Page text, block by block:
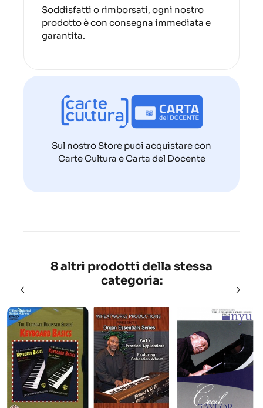
Soddisfatti o rimborsati, ogni nostro
prodotto è con consegna immediata e
garantita.
Sul nostro Store puoi acquistare con
Carte Cultura e Carta del Docente
8 altri prodotti della stessa
categoria: